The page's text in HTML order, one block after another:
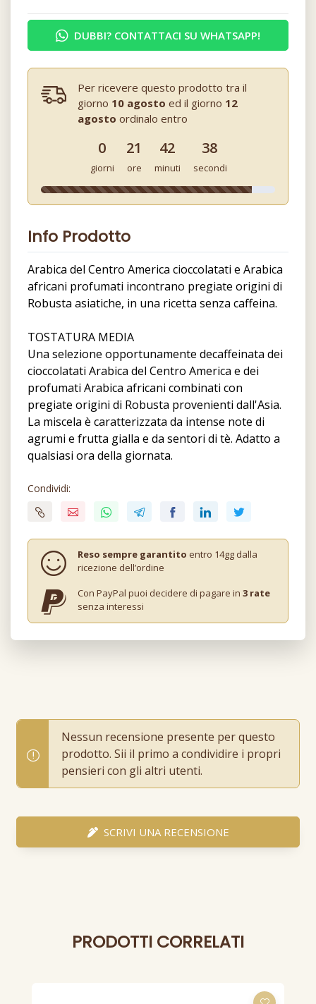
DUBBI? CONTATTACI SU WHATSAPP!
Per ricevere questo prodotto tra il
giorno 10 agosto ed il giorno 12
agosto ordinalo entro
0
giorni
21
ore
42
minuti
38
secondi
Info Prodotto
Arabica del Centro America cioccolatati e Arabica
africani profumati incontrano pregiate origini di
Robusta asiatiche, in una ricetta senza caffeina.
TOSTATURA MEDIA
Una selezione opportunamente decaffeinata dei
cioccolatati Arabica del Centro America e dei
profumati Arabica africani combinati con
pregiate origini di Robusta provenienti dall'Asia.
La miscela è caratterizzata da intense note di
agrumi e frutta gialla e da sentori di tè. Adatto a
qualsiasi ora della giornata.
Condividi:
Reso sempre garantito entro 14gg dalla
ricezione dell’ordine
Con PayPal puoi decidere di pagare in 3 rate
senza interessi
Nessun recensione presente per questo
prodotto. Sii il primo a condividire i propri
pensieri con gli altri utenti.
SCRIVI UNA RECENSIONE
PRODOTTI CORRELATI